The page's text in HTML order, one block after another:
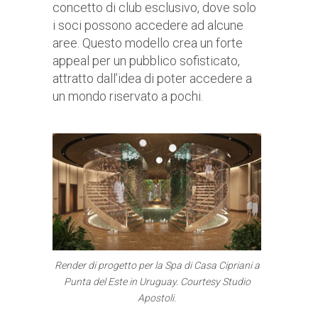
concetto di club esclusivo, dove solo
i soci possono accedere ad alcune
aree. Questo modello crea un forte
appeal per un pubblico sofisticato,
attratto dall’idea di poter accedere a
un mondo riservato a pochi.
Render di progetto per la Spa di Casa Cipriani a
Punta del Este in Uruguay. Courtesy Studio
Apostoli.